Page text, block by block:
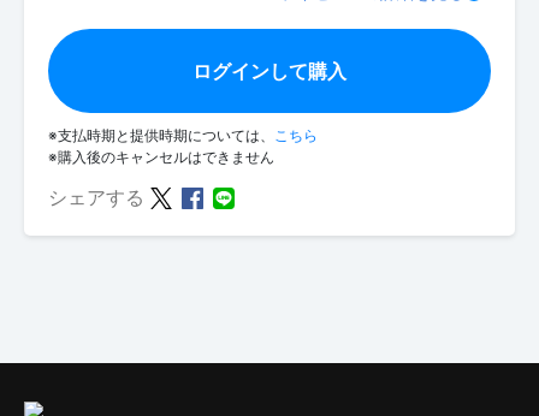
ログインして購入
※支払時期と提供時期については、 こちら
※購入後のキャンセルはできません
シェアする